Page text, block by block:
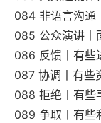
084 非语言沟通
085 公众演讲丨
086 反馈丨有些
087 协调丨有些
088 拒绝丨有些
089 争取丨有些